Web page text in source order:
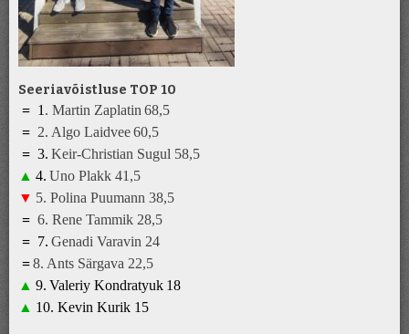
Seeriavõistluse TOP 10
= 1 . Martin Zaplatin 68,5
= 2. Algo Laidvee60,5
= 3. Keir-Christian Sugul 58,5
▲ 4. Uno Plakk 41 ,5
▼ 5. Polina Puumann 38,5
= 6. Rene Tammik 28,5
= 7. Genadi Varavin 24
=8. Ants Särgava 22,5
▲ 9. Valeriy Kondratyuk 18
▲ 10. Kevin Kurik 1 5